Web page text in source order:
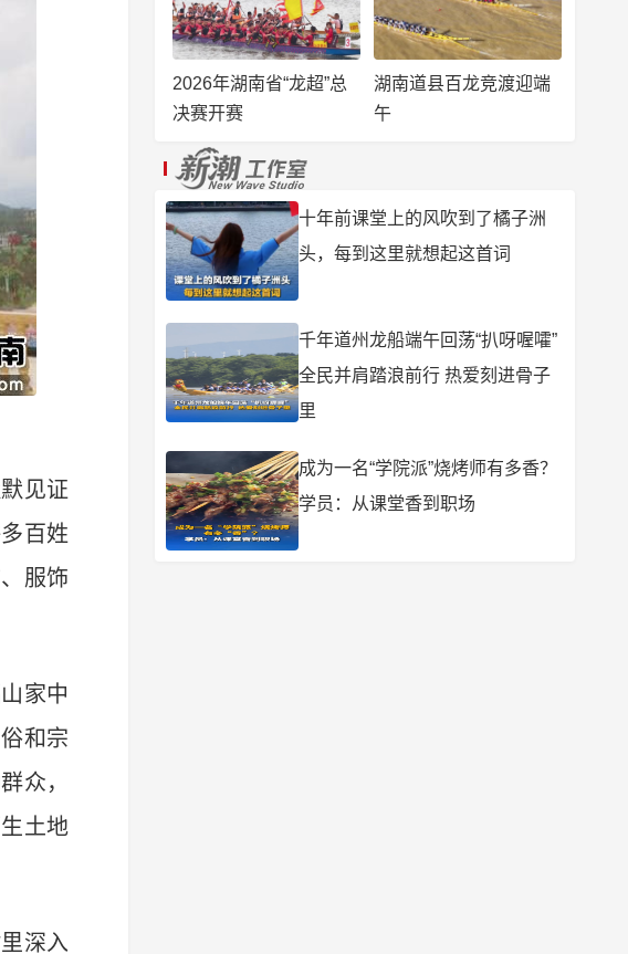
见证
百姓
服饰
家中
和宗
众，
土地
深入
2026年湖南省“龙超”总
决赛开赛
湖南道县百龙竞渡迎端
午
十年前课堂上的风吹到了橘子洲
头，每到这里就想起这首词
千年道州龙船端午回荡“扒呀喔嚯”
全民并肩踏浪前行 热爱刻进骨子
里
成为一名“学院派”烧烤师有多香？
学员：从课堂香到职场